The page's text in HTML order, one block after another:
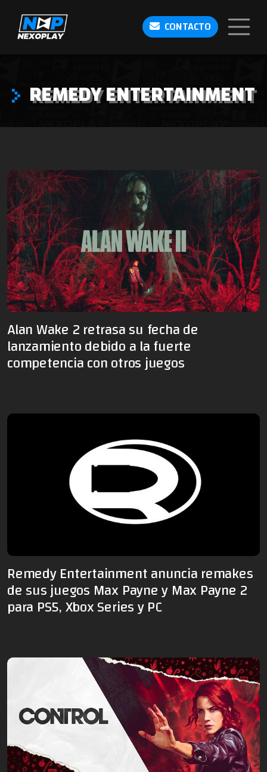
CONTACTO
REMEDY ENTERTAINMENT
Alan Wake 2 retrasa su fecha de
lanzamiento debido a la fuerte
competencia con otros juegos
Remedy Entertainment anuncia remakes
de sus juegos Max Payne y Max Payne 2
para PS5, Xbox Series y PC